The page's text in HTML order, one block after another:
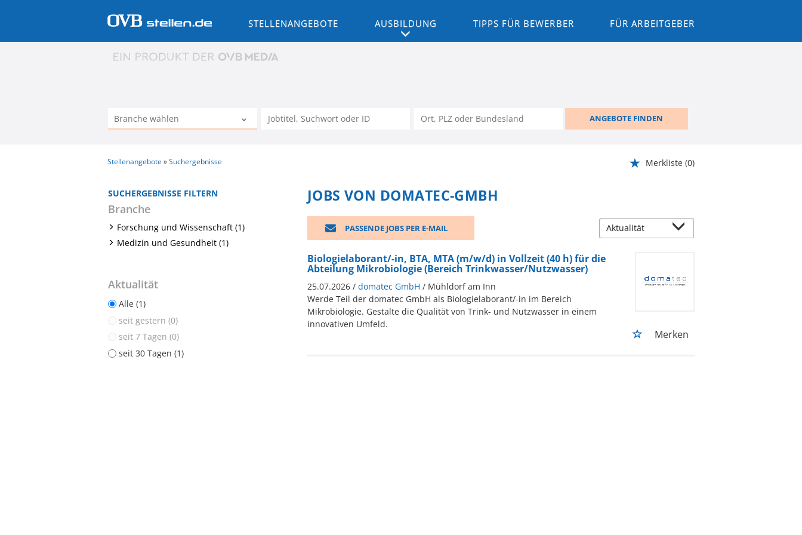
STELLENANGEBOTE AUSBILDUNG TIPPS FÜR BEWERBER FÜR ARBEITGEBER
ANGEBOTE FINDEN
Stellenangebote Suchergebnisse Merkliste (0)
SUCHERGEBNISSE FILTERN
Branche
Forschung und Wissenschaft (1)
Medizin und Gesundheit (1)
Aktualität
Alle (1)
seit gestern (0)
seit 7 Tagen (0)
seit 30 Tagen (1)
JOBS VON DOMATEC-GMBH
PASSENDE JOBS PER E-MAIL
Biologielaborant/-in, BTA, MTA (m/w/d) in Vollzeit (40 h) für die
Abteilung Mikrobiologie (Bereich Trinkwasser/Nutzwasser)
25.07.2026 / domatec GmbH / Mühldorf am Inn
Werde Teil der domatec GmbH als Biologielaborant/-in im Bereich
Mikrobiologie. Gestalte die Qualität von Trink- und Nutzwasser in einem
innovativen Umfeld.
Merken